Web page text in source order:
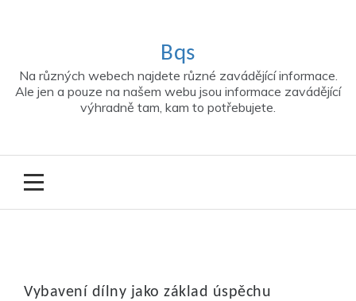
Bqs
Na různých webech najdete různé zavádějící informace.
Ale jen a pouze na našem webu jsou informace zavádějící
výhradně tam, kam to potřebujete.
Vybavení dílny jako základ úspěchu